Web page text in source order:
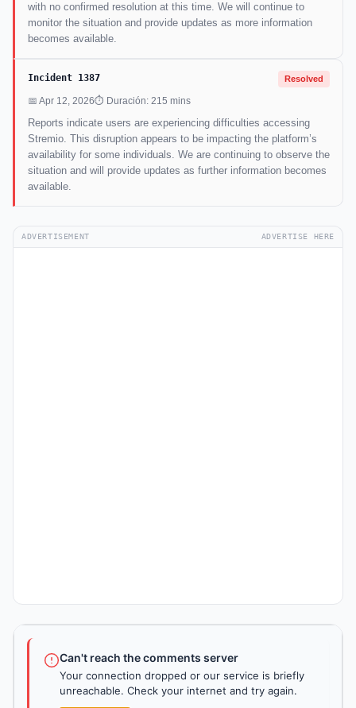
with no confirmed resolution at this time. We will continue to
monitor the situation and provide updates as more information
becomes available.
Incident 1387 Resolved
📅 Apr 12, 2026⏱ Duración: 215 mins
Reports indicate users are experiencing difficulties accessing
Stremio. This disruption appears to be impacting the platform’s
availability for some individuals. We are continuing to observe the
situation and will provide updates as further information becomes
available.
ADVERTISEMENT ADVERTISE HERE
Can't reach the comments server
Your connection dropped or our service is briefly
unreachable. Check your internet and try again.